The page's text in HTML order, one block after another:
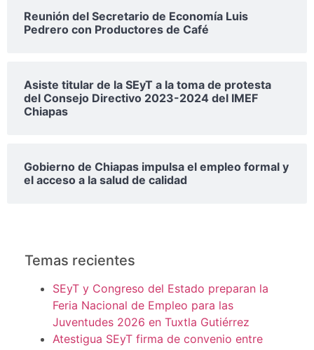
Reunión del Secretario de Economía Luis
Pedrero con Productores de Café
Asiste titular de la SEyT a la toma de protesta
del Consejo Directivo 2023-2024 del IMEF
Chiapas
Gobierno de Chiapas impulsa el empleo formal y
el acceso a la salud de calidad
Temas recientes
SEyT y Congreso del Estado preparan la
Feria Nacional de Empleo para las
Juventudes 2026 en Tuxtla Gutiérrez
Atestigua SEyT firma de convenio entre